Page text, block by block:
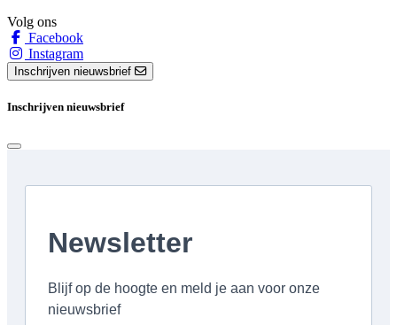
Volg ons
Facebook
Instagram
Inschrijven nieuwsbrief
Inschrijven nieuwsbrief